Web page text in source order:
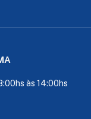
às 14:00hs